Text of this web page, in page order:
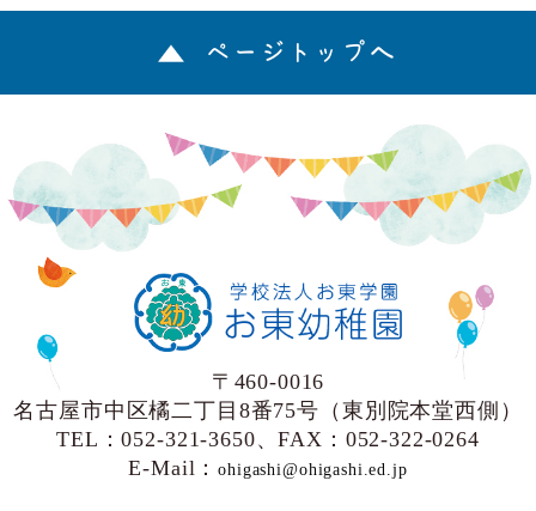
ページトップへ
〒460-0016
名古屋市中区橘二丁目8番75号（東別院本堂西側）
TEL：052-321-3650、FAX：052-322-0264
E-Mail：ohigashi@ohigashi.ed.jp